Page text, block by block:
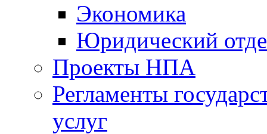
Экономика
Юридический
Проекты НПА
Регламенты
услуг